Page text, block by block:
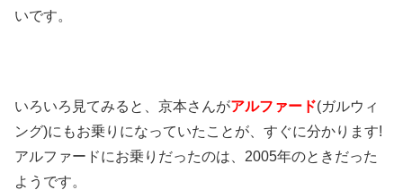
いです。
いろいろ見てみると、京本さんがアルファード(ガルウィ
ング)にもお乗りになっていたことが、すぐに分かります!
アルファードにお乗りだったのは、 2005年のときだった
ようです。